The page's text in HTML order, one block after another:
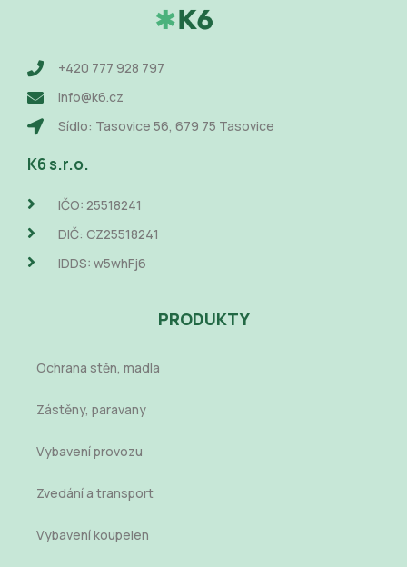
+420 777 928 797
info@k6.cz
Sídlo: Tasovice 56, 679 75 Tasovice
K6 s.r.o.
IČO: 25518241
DIČ: CZ25518241
IDDS: w5whFj6
PRODUKTY
Ochrana stěn, madla
Zástěny, paravany
Vybavení provozu
Zvedání a transport
Vybavení koupelen